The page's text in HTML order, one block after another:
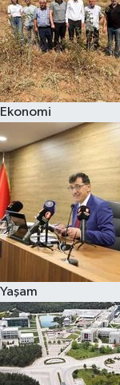
Ekonomi
Yaşam